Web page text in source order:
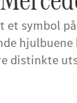
symbol